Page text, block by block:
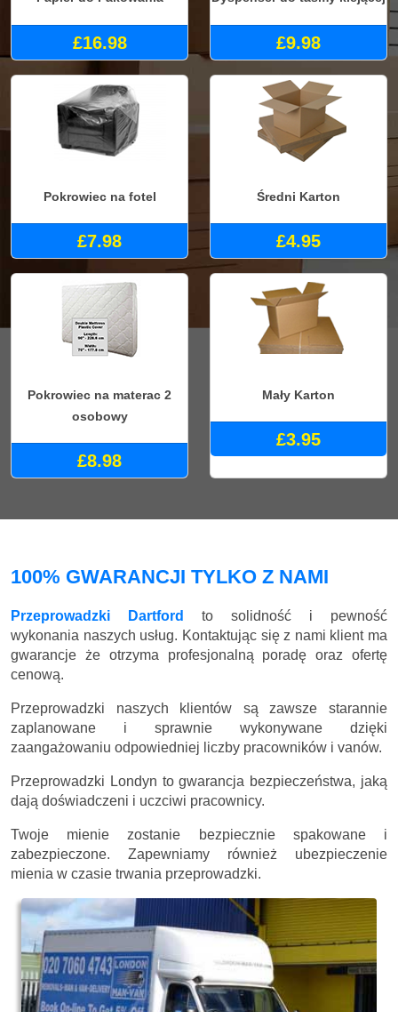
£16.98 £9.98
Pokrowiec na fotel
£7.98
Średni Karton
£4.95
Pokrowiec na materac 2
osobowy
£8.98
Mały Karton
£3.95
100% GWARANCJI TYLKO Z NAMI
Przeprowadzki Dartford
to solidność i pewność
wykonania naszych usług. Kontaktując się z nami klient ma
gwarancje że otrzyma profesjonalną poradę oraz ofertę
cenową.
Przeprowadzki naszych klientów są zawsze starannie
zaplanowane i sprawnie wykonywane dzięki
zaangażowaniu odpowiedniej liczby pracowników i vanów.
Przeprowadzki Londyn to gwarancja bezpieczeństwa, jaką
dają doświadczeni i uczciwi pracownicy.
Twoje mienie zostanie bezpiecznie spakowane i
zabezpieczone. Zapewniamy również ubezpieczenie
mienia w czasie trwania przeprowadzki.